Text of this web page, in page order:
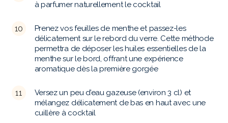
à parfumer naturellement le cocktail
Prenez vos feuilles de menthe et passez-les
délicatement sur le rebord du verre. Cette méthode
permettra de déposer les huiles essentielles de la
menthe sur le bord, offrant une expérience
aromatique dès la première gorgée
Versez un peu d’eau gazeuse (environ 3 cl) et
mélangez délicatement de bas en haut avec une
cuillère à cocktail